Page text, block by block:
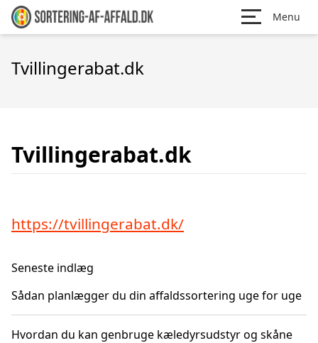
Menu
Tvillingerabat.dk
Tvillingerabat.dk
https://tvillingerabat.dk/
Seneste indlæg
Sådan planlægger du din affaldssortering uge for uge
Hvordan du kan genbruge kæledyrsudstyr og skåne